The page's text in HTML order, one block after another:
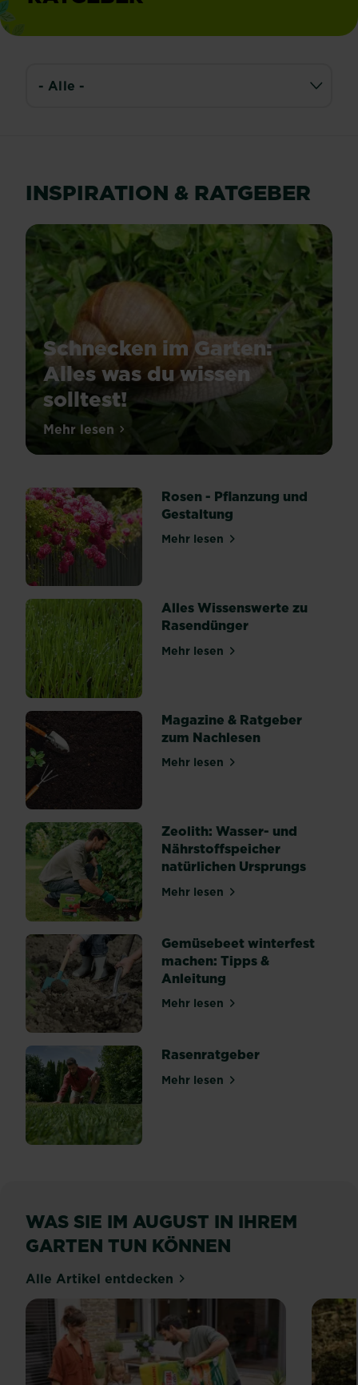
INSPIRATION & RATGEBER
Schnecken im Garten:
Alles was du wissen
solltest!
Schnecken
sind
in
nicht
gern
gesehen.
Die
Übeltäter
kriechen
deine
Beete
und
machen
über
deine
Pflanzen
und
Ernte
In
vielen
Fällen
können
Jungpflanzen
von
den...
Mehr lesenüber Schnecken im Garten: Alles was du
Rosen - Pflanzung und
Gestaltung
Mehr lesenüber Rosen - Pflanzung
Alles Wissenswerte zu
Rasendünger
Mehr lesenüber Alles Wissenswerte
Magazine & Ratgeber
zum Nachlesen
Mehr lesenüber Magazine & Ratgeber
Zeolith: Wasser- und
Nährstoffspeicher
natürlichen Ursprungs
Mehr lesenüber Zeolith: Wasser- und
Gemüsebeet winterfest
machen: Tipps &
Anleitung
Mehr lesenüber Gemüsebeet
Rasenratgeber
Mehr lesenüber Rasenratgeber
WAS SIE IM AUGUST IN IHREM
GARTEN TUN KÖNNEN
Alle Artikel entdecken